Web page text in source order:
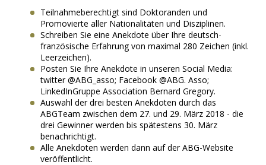
Teilnahmeberechtigt sind Doktoranden und
Promovierte aller Nationalitäten und Disziplinen.
Schreiben Sie eine Anekdote über Ihre deutsch-
französische Erfahrung von maximal 280 Zeichen (inkl.
Leerzeichen).
Posten Sie Ihre Anekdote in unseren Social Media:
twitter @ABG_asso; Facebook @ABG. Asso;
LinkedInGruppe Association Bernard Gregory.
Auswahl der drei besten Anekdoten durch das
ABGTeam zwischen dem 27. und 29. März 2018 - die
drei Gewinner werden bis spätestens 30. März
benachrichtigt.
Alle Anekdoten werden dann auf der ABG-Website
veröffentlicht.